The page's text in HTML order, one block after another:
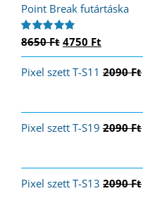
Point Break futártáska
Értékelés:
8650Ft Original
price
was:
4750 Ft
price
is:
Pixel szett T-S11 2090Ft
Pixel szett T-S19 2090Ft
Pixel szett T-S13 2090Ft